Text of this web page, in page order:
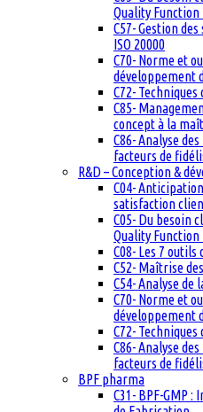
Quality
C57- Gestion
ISO 20000
C70- Norme et
développement
C72- Techniques
C85-
concept à la
C86- Analyse
facteurs de
R&D – Conception &
C04-
satisfaction
C05- Du besoin
Quality
C08- Les 7
C52- Maîtrise
C54- Analyse de
C70- Norme et
développement
C72- Techniques
C86- Analyse
facteurs de
BPF pharma
C31- BPF-GMP